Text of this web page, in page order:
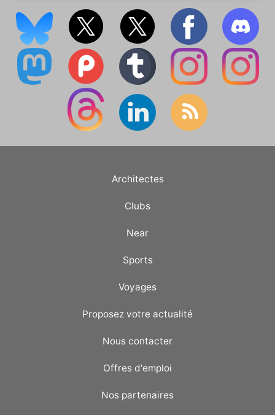
Architectes
Clubs
Near
Sports
Voyages
Proposez votre actualité
Nous contacter
Offres d'emploi
Nos partenaires